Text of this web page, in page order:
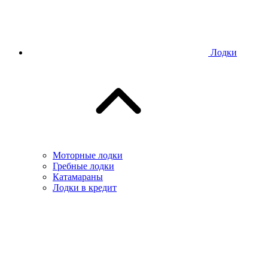
Лодки
Моторные лодки
Гребные лодки
Катамараны
Лодки в кредит